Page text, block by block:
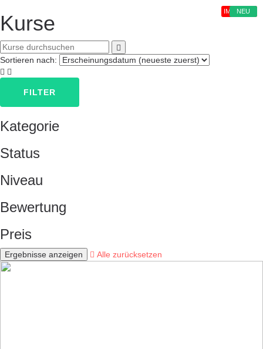
Kurse
Sortieren nach:
FILTER
Kategorie
Status
Niveau
Bewertung
Preis
Alle zurücksetzen
IM TREND
NEU